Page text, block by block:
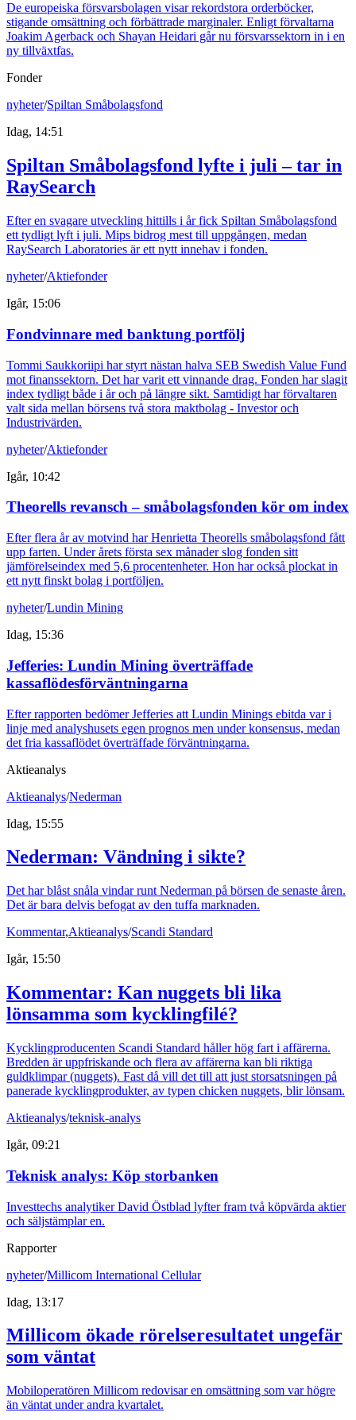
De europeiska försvarsbolagen visar rekordstora orderböcker,
stigande omsättning och förbättrade marginaler. Enligt förvaltarna
Joakim Agerback och Shayan Heidari går nu försvarssektorn in i en
ny tillväxtfas.
Fonder
nyheter/Spiltan Småbolagsfond
Idag, 14:51
Spiltan Småbolagsfond lyfte i juli – tar in
RaySearch
Efter en svagare utveckling hittills i år fick Spiltan Småbolagsfond
ett tydligt lyft i juli. Mips bidrog mest till uppgången, medan
RaySearch Laboratories är ett nytt innehav i fonden.
nyheter/Aktiefonder
Igår, 15:06
Fondvinnare med banktung portfölj
Tommi Saukkoriipi har styrt nästan halva SEB Swedish Value Fund
mot finanssektorn. Det har varit ett vinnande drag. Fonden har slagit
index tydligt både i år och på längre sikt. Samtidigt har förvaltaren
valt sida mellan börsens två stora maktbolag - Investor och
Industrivärden.
nyheter/Aktiefonder
Igår, 10:42
Theorells revansch – småbolagsfonden kör om index
Efter flera år av motvind har Henrietta Theorells småbolagsfond fått
upp farten. Under årets första sex månader slog fonden sitt
jämförelseindex med 5,6 procentenheter. Hon har också plockat in
ett nytt finskt bolag i portföljen.
nyheter/Lundin Mining
Idag, 15:36
Jefferies: Lundin Mining överträffade
kassaflödesförväntningarna
Efter rapporten bedömer Jefferies att Lundin Minings ebitda var i
linje med analyshusets egen prognos men under konsensus, medan
det fria kassaflödet överträffade förväntningarna.
Aktieanalys
Aktieanalys/Nederman
Idag, 15:55
Nederman: Vändning i sikte?
Det har blåst snåla vindar runt Nederman på börsen de senaste åren.
Det är bara delvis befogat av den tuffa marknaden.
Kommentar,Aktieanalys/Scandi Standard
Igår, 15:50
Kommentar: Kan nuggets bli lika
lönsamma som kycklingfilé?
Kycklingproducenten Scandi Standard håller hög fart i affärerna.
Bredden är uppfriskande och flera av affärerna kan bli riktiga
guldklimpar (nuggets). Fast då vill det till att just storsatsningen på
panerade kycklingprodukter, av typen chicken nuggets, blir lönsam.
Aktieanalys/teknisk-analys
Igår, 09:21
Teknisk analys: Köp storbanken
Investtechs analytiker David Östblad lyfter fram två köpvärda aktier
och säljstämplar en.
Rapporter
nyheter/Millicom International Cellular
Idag, 13:17
Millicom ökade rörelseresultatet ungefär
som väntat
Mobiloperatören Millicom redovisar en omsättning som var högre
än väntat under andra kvartalet.